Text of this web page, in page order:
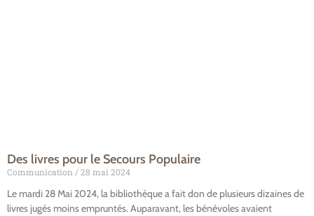
Des livres pour le Secours Populaire
Communication 28 mai 2024
Le mardi 28 Mai 2024, la bibliothèque a fait don de plusieurs dizaines de
livres jugés moins empruntés. Auparavant, les bénévoles avaient